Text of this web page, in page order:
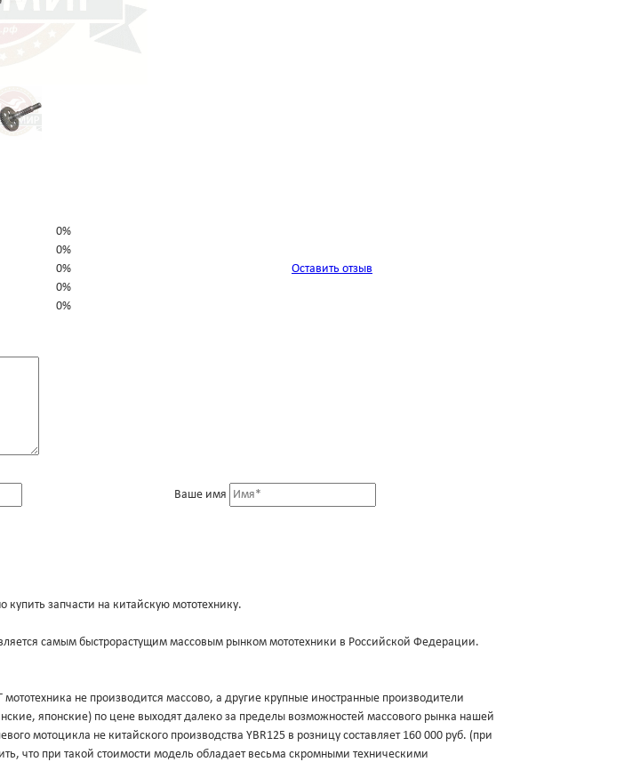
0%
0%
0%
0%
0%
Оставить отзыв
Ваше имя
запчасти на китайскую мототехнику.
самым быстрорастущим массовым рынком мототехники в Российской Федерации.
не производится массово, а другие крупные иностранные производители
японские) по цене выходят далеко за пределы возможностей массового рынка нашей
мотоцикла не китайского производства YBR125 в розницу составляет 160 000 руб. (при
что при такой стоимости модель обладает весьма скромными техническими